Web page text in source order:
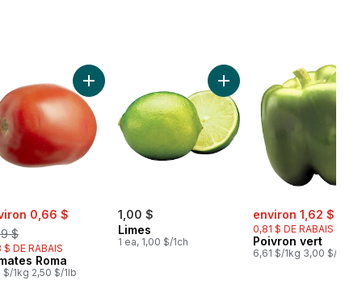
quart au panier
0,66 $
, formerly:
$
$ DE RABAIS
Roma
$/1kg 2,50 $/1lb
Ajouter Tomates Roma au panier
1,00 $
Limes
1 ea, 1,00 $/1ch
Ajouter Limes au panier
sale:
environ 1,62 $
0,81 $ DE RABAIS
Poivron vert
6,61 $/1kg 3,00 $/1lb